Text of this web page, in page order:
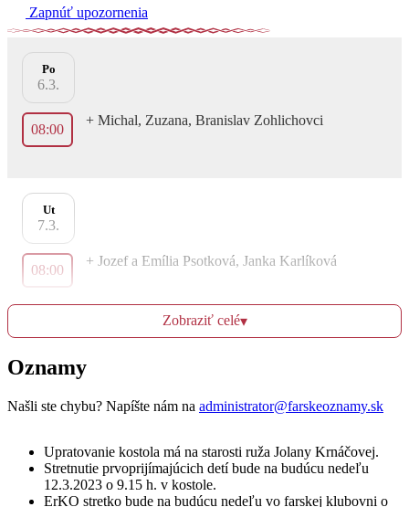
Zapnúť upozornenia
Po
6.3.
08:00
+ Michal, Zuzana, Branislav Zohlichovci
Ut
7.3.
08:00
+ Jozef a Emília Psotková, Janka Karlíková
+ Jozef a Mária Čemanovci, dcéra a zaťovia
St
08:00
+ Jozef a rodičia z oboch strán (č.1627)
Zobraziť celé▾
Oznamy
Našli ste chybu? Napíšte nám na administrator@farskeoznamy.sk
Upratovanie kostola má na starosti ruža Jolany Krnáčovej.
Stretnutie prvoprijímajúcich detí bude na budúcu nedeľu
12.3.2023 o 9.15 h. v kostole.
ErKO stretko bude na budúcu nedeľu vo farskej klubovni o